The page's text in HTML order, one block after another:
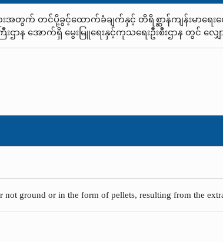
းအတွက် တင်ပို့ခွင့်ထောက်ခံချက်နှင့် တိရိစ္ဆာန်ကျန်းမာရေးထ
းဌာန အောက်ရှိ မွေးမြူရေးနှင့်ကုသရေးဦးစီးဌာန တွင် လျှ
not ground or in the form of pellets, resulting from the